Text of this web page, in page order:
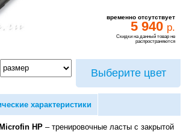
временно отсутствует
5 940 р.
Скидки на данный товар не
распространяются
Выберите цвет
характеристики
HP – тренировочные ласты с закрытой